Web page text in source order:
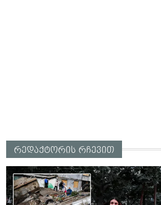
რედაქტორის რჩევით